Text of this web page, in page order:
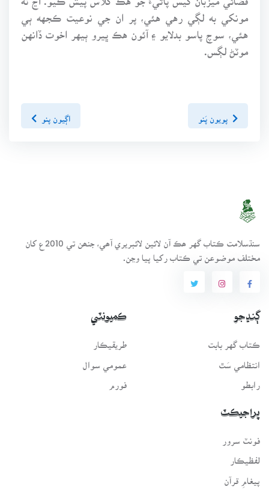
مونکي به لڳي رهي هئي، پر ان جي نوعيت ڪجهه ٻي
هئي، سوچ پاسو بدلايو ۽ آئون هڪ ڀيرو ٻيهر اخوت ڏانهن
موٽڻ لڳس.
پويون پَنو اڳيون پنو
سنڌسلامت ڪتاب گهر ھڪ آن لائين لائبريري آھي، جنھن تي 2010ع کان
مختلف موضوعن تي ڪتاب رکيا پيا وڃن.
ڳنڍجو
ڪتاب گهر بابت
انتظامي سَٿ
رابطو
ڪميونٽي
طريقيڪار
عمومي سوال
فورم
پراجيڪٽ
لفظيڪار
پيغامِ قرآن